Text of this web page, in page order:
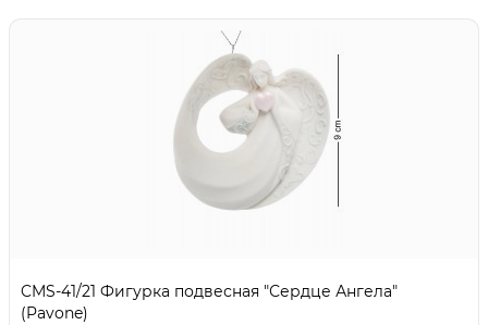
CMS-41/21 Фигурка подвесная "Сердце Ангела"
(Pavone)